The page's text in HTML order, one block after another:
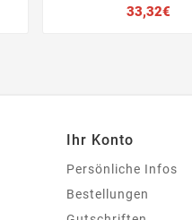
33,32€
Ihr Konto
Persönliche Infos
Bestellungen